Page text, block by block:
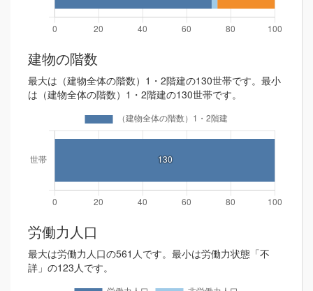
建物の階数
最大は（建物全体の階数）1・2階建の130世帯です。最小
は（建物全体の階数）1・2階建の130世帯です。
労働力人口
最大は労働力人口の561人です。最小は労働力状態「不
詳」の123人です。